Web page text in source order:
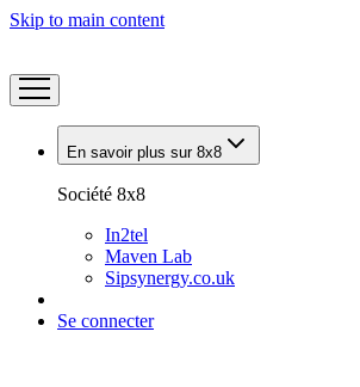
Skip to main content
En savoir plus sur 8x8
Société 8x8
In2tel
Maven Lab
Sipsynergy.co.uk
Se connecter